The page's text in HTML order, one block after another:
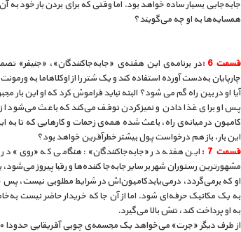
جابه‌جایی بسیار ساده خواهد بود. اما وقتی که برای بردن بار خود
همسایه‌ها به او چه می‌گویند؟
قسمت 6 :
در برنامه‌ی این هفته‌ی «جابه‌جاکنندگان»، «جنیفر»
چارپایان به‌دست آورده استفاده کند و یک شتر را از اوکلاهاما به
آیا او در بین راه گم می شود؟ البته نباید فراموش کرد که او این
پس او برای غذا دادن و نمیزکردن توقف می‌کند که باعث می‌شود
کامیون در میانه‌ی راه، باعث شده همه‌ی زحمات و کارهایی که تا به
این بار، باز هم درخواست پول بیشتر خطرآفرین خواهد بود؟
قسمت 7 :
این هفته در «جا‌به‌جا‌کنندگان»: هنگامی که «روی» در
مشهورترین رستوران شهر بر سایر جا‌به‌جا کننده‌ها و رقبا پیروز
او که برمی‌گردد، درمی‌یابدکامیون‌اش در شرایط مطلوبی نیست،
به او پرداخت کند، تنش بالا می‌گیرد.